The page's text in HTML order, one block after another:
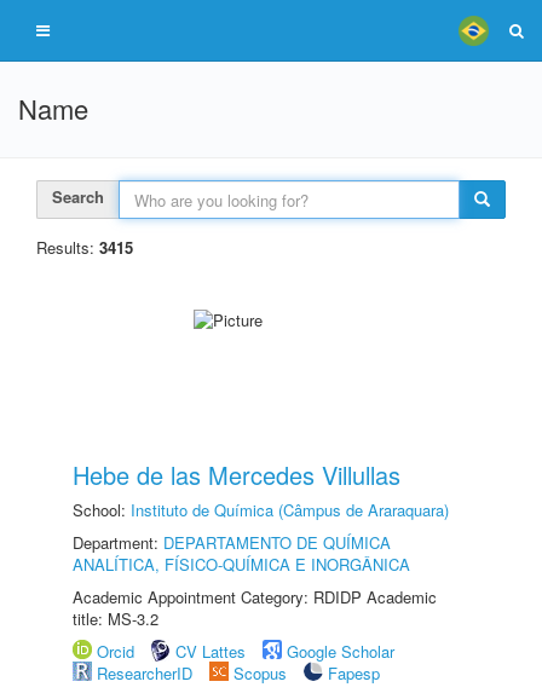
Name
Search
Results: 3415
Hebe de las Mercedes Villullas
School: Instituto de Química (Câmpus de Araraquara)
Department: DEPARTAMENTO DE QUÍMICA
ANALÍTICA, FÍSICO-QUÍMICA E INORGÂNICA
Academic Appointment Category: RDIDP Academic
title: MS-3.2
Orcid
CV Lattes
Google Scholar
ResearcherID
Scopus
Fapesp